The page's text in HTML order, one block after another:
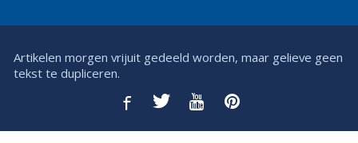
Artikelen morgen vrijuit gedeeld worden, maar gelieve geen
tekst te dupliceren.